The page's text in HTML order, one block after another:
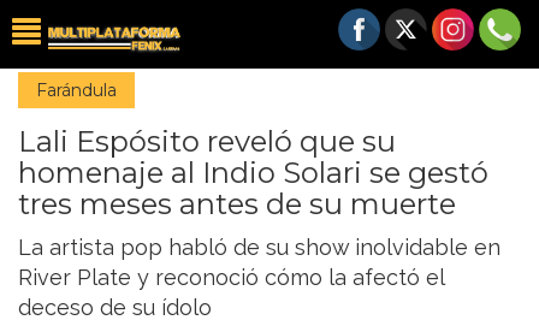
Farándula
Lali Espósito reveló que su
homenaje al Indio Solari se gestó
tres meses antes de su muerte
La artista pop habló de su show inolvidable en
River Plate y reconoció cómo la afectó el
deceso de su ídolo